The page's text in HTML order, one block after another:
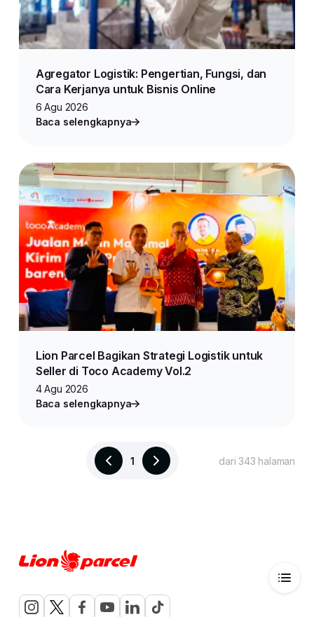
Agregator Logistik: Pengertian, Fungsi, dan
Cara Kerjanya untuk Bisnis Online
6 Agu 2026
Baca selengkapnya
Lion Parcel Bagikan Strategi Logistik untuk
Seller di Toco Academy Vol.2
4 Agu 2026
Baca selengkapnya
1 dari 343 halaman